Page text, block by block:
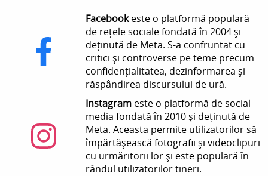
Facebookeste o platformă populară
de rețele sociale fondată în 2004 și
deținută de Meta. S-a confruntat cu
critici și controverse pe teme precum
confidențialitatea, dezinformarea și
răspândirea discursului de ură.
Instagram este o platformă de social
media fondată în 2010 și deținută de
Meta. Aceasta permite utilizatorilor să
împărtășească fotografii și videoclipuri
cu urmăritorii lor și este populară în
rândul utilizatorilor tineri.